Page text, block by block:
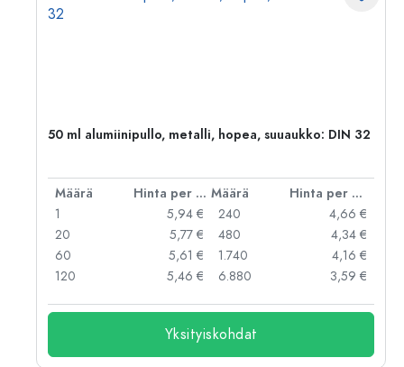
50 ml alumiinipullo, metalli, hopea, suuaukko: DIN 32
Määrä Hinta per kpl Määrä
Hinta per kpl
1
5,94 €
20
5,77 €
60
5,61 €
120
5,46 €
240
4,66 €
480
4,34 €
1.740
4,16 €
6.880
3,59 €
Yksityiskohdat